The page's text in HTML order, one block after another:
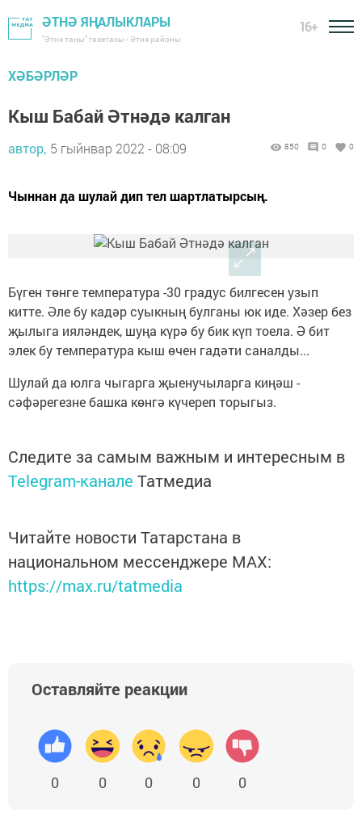
ӘТНӘ ЯҢАЛЫКЛАРЫ
"Әтнә таңы" газетасы - Әтнә районы
16+
ХӘБӘРЛӘР
Кыш Бабай Әтнәдә калган
автор, 5 гыйнвар 2022 - 08:09 850 0 0
Чыннан да шулай дип тел шартлатырсың.
Бүген төнге температура -30 градус билгесен узып
китте. Әле бу кадәр суыкның булганы юк иде. Хәзер без
җылыга ияләндек, шуңа күрә бу бик күп тоела. Ә бит
элек бу температура кыш өчен гадәти саналды...
Шулай да юлга чыгарга җыенучыларга киңәш -
сәфәрегезне башка көнгә күчереп торыгыз.
Следите за самым важным и интересным в
Telegram-канале Татмедиа
Читайте новости Татарстана в
национальном мессенджере MАХ:
https://max.ru/tatmedia
Оставляйте реакции
0 0 0 0 0